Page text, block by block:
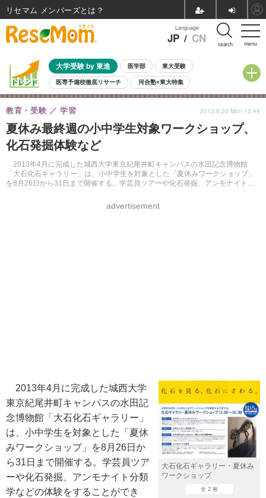
menu
Language
JP / CN search
大学受験 by 東進 医学部 東大受験
医専予備校徹底リサーチ 河合塾×東大特集
親子で考える大学選び 高校受験 中学受験 小学校受験
共通テスト 夏休み
8月開催イベント・WS 全国公立高校 過去問 人気記事
自由研究教材（小学生向け）
夏休み最終週の小中学生対象ワークショップ、
化石発掘体験など
2013年4月に完成した城西大学東京紀尾井町キャンパスの水田記念博物館
「大石化石ギャラリー」は、小中学生を対象とした「夏休みワークショップ」
を8月26日から31日まで開催する。学芸員ツアーや化石発掘、アンモナイト分
教育・受験 学習
advertisement
2013.8.26 Mon 12:49
大石化石ギャラリー・夏休み
ワークショップ
全 2 枚
2013年4月に完成した城西大学
東京紀尾井町キャンパスの水田記
念博物館「大石化石ギャラリー」
は、小中学生を対象とした「夏休
みワークショップ」を8月26日か
ら31日まで開催する。学芸員ツア
ーや化石発掘、アンモナイト分類
学などの体験をすることができ
リセマム メンバーズ